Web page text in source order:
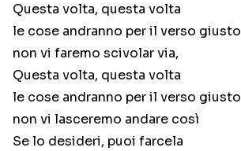
Questa volta, questa volta
le cose andranno per il verso giusto
non vi faremo scivolar via,
Questa volta, questa volta
le cose andranno per il verso giusto
non vi lasceremo andare così
Se lo desideri, puoi farcela